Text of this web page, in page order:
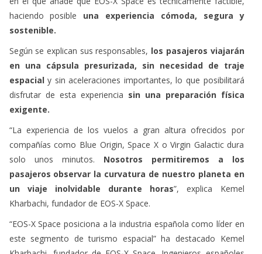
Según se explican sus responsables,los pasajeros viajarán
en una cápsula presurizada, sin necesidad de traje
disfrutar de esta experiencia
sin una preparación física
“La experiencia de los vuelos a gran altura ofrecidos por
compañías como Blue Origin, Space X o Virgin Galactic dura
pasajeros observar la curvatura de nuestro planeta en
un viaje inolvidable durante horas
”, explica Kemel
“EOS-X Space posiciona a la industria española como líder en
este segmento de turismo espacial” ha destacado Kemel
con más de 30 años de experiencia en el sector aeroespacial,
una compañía de ingeniería líder como CT Engineering y